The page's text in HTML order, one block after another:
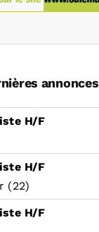
annonces
H/F
H/F
(22)
H/F